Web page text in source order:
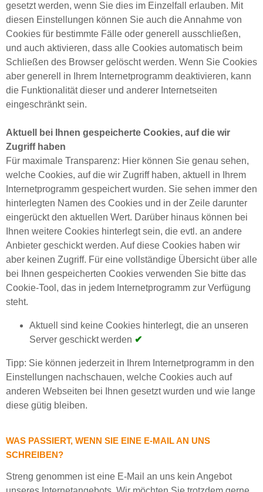
gesetzt werden, wenn Sie dies im Einzelfall erlauben. Mit
diesen Einstellungen können Sie auch die Annahme von
Cookies für bestimmte Fälle oder generell ausschließen,
und auch aktivieren, dass alle Cookies automatisch beim
Schließen des Browser gelöscht werden. Wenn Sie Cookies
aber generell in Ihrem Internetprogramm deaktivieren, kann
die Funktionalität dieser und anderer Internetseiten
eingeschränkt sein.
Aktuell bei Ihnen gespeicherte Cookies, auf die wir
Zugriff haben
Für maximale Transparenz: Hier können Sie genau sehen,
welche Cookies, auf die wir Zugriff haben, aktuell in Ihrem
Internetprogramm gespeichert wurden. Sie sehen immer den
hinterlegten Namen des Cookies und in der Zeile darunter
eingerückt den aktuellen Wert. Darüber hinaus können bei
Ihnen weitere Cookies hinterlegt sein, die evtl. an andere
Anbieter geschickt werden. Auf diese Cookies haben wir
aber keinen Zugriff. Für eine vollständige Übersicht über alle
bei Ihnen gespeicherten Cookies verwenden Sie bitte das
Cookie-Tool, das in jedem Internetprogramm zur Verfügung
steht.
Aktuell sind keine Cookies hinterlegt, die an unseren
Server geschickt werden ✔
Tipp: Sie können jederzeit in Ihrem Internetprogramm in den
Einstellungen nachschauen, welche Cookies auch auf
anderen Webseiten bei Ihnen gesetzt wurden und wie lange
diese gütig bleiben.
WAS PASSIERT, WENN SIE EINE E-MAIL AN UNS
SCHREIBEN?
Streng genommen ist eine E-Mail an uns kein Angebot